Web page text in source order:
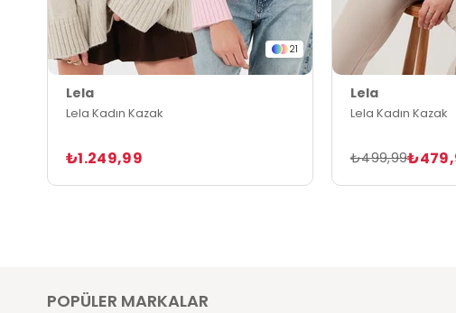
21
Lela
Lela Kadın Kazak
₺1.249,99
Lela
Lela Kadın Kazak
₺499,99
POPÜLER MARKALAR